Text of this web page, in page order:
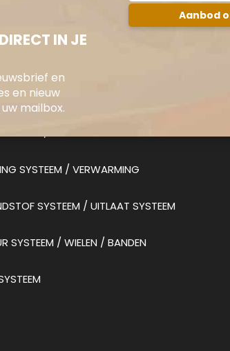
IN JE
en
en nieuw
mailbox.
/ INSTRUMENTEN
SYSTEEM / VERWARMING
SYSTEEM / UITLAAT SYSTEEM
SYSTEEM / WIELEN / BANDEN